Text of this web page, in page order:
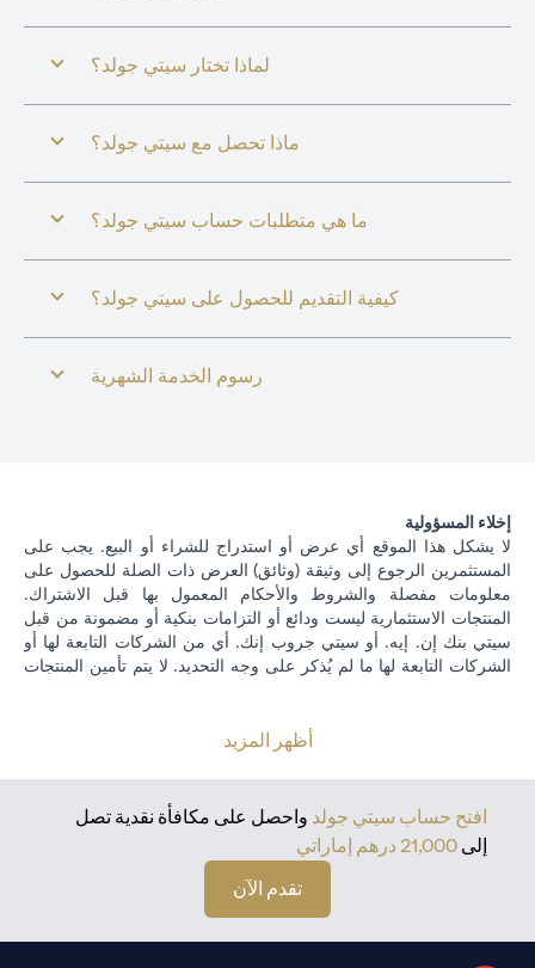
لماذا تختار سيتي جولد؟
ماذا تحصل مع سيتي جولد؟
ما هي متطلبات حساب سيتي جولد؟
كيفية التقديم للحصول على سيتي جولد؟
رسوم الخدمة الشهرية
إخلاء المسؤولية
لا يشكل هذا الموقع أي عرض أو استدراج للشراء أو البيع. يجب على
المستثمرين الرجوع إلى وثيقة (وثائق) العرض ذات الصلة للحصول على
معلومات مفصلة والشروط والأحكام المعمول بها قبل الاشتراك.
المنتجات الاستثمارية ليست ودائع أو التزامات بنكية أو مضمونة من قبل
سيتي بنك إن. إيه. أو سيتي جروب إنك. أي من الشركات التابعة لها أو
الشركات التابعة لها ما لم يُذكر على وجه التحديد. لا يتم تأمين المنتجات
المستثمر. الأداء السابق ليس مؤشرا على النتائج المستقبلية: الأسعار
في استثمارات و / أو منتجات خزينة مقومة بعملة أجنبية (غير محلية) على
دراية بمخاطر تقلبات أسعار الصرف التي قد تتسبب في خسارة رأس
المال عند تحويل العملة الأجنبية إلى العملة المحلية للمستثمرين. لا تتوفر
منتجات الاستثمار والخزانة للأشخاص الأمريكيين. تخضع جميع طلبات
الاستثمار ومنتجات الخزينة لشروط وأحكام الاستثمار الفردي ومنتجات
الخزينة. يدرك العميل أنه من مسؤوليته طلب المشورة القانونية و / أو
أظهر المزيد
افتح حساب سيتي جولد واحصل على مكافأة نقدية تصل
إلى
تقدم الآن